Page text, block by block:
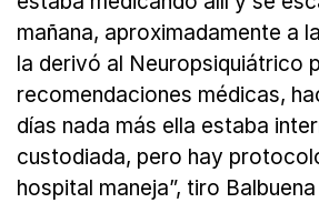
mañana, aproximadamente a
la derivó al Neuropsiquiátrico
recomendaciones médicas,
días nada más ella estaba
custodiada, pero hay
hospital maneja”, tiro